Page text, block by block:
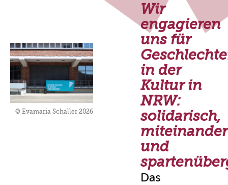
© Evamaria Schaller 2026
Wir
engagieren
uns für
in der
Kultur in
NRW:
solidarisch,
miteinander
und
Das